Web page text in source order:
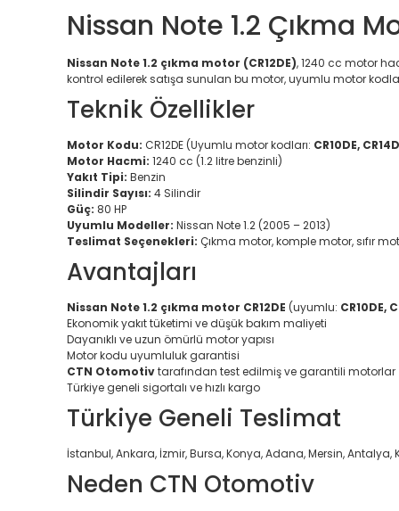
Nissan Note 1.2 Çıkma
Nissan Note 1.2 çıkma motor (CR12DE), 1240 cc motor
kontrol edilerek satışa sunulan bu motor, uyumlu motor
Teknik Özellikler
Motor Kodu: CR12DE (Uyumlu motor kodları: CR10DE,
Motor Hacmi: 1240 cc (1.2 litre benzinli)
Yakıt Tipi: Benzin
Silindir Sayısı: 4 Silindir
Güç: 80 HP
Uyumlu Modeller: Nissan Note 1.2 (2005 – 2013)
Teslimat Seçenekleri: Çıkma motor, komple motor, sıfır
Avantajları
Nissan Note 1.2 çıkma motor CR12DE (uyumlu: CR10DE,
Ekonomik yakıt tüketimi ve düşük bakım maliyeti
Dayanıklı ve uzun ömürlü motor yapısı
Motor kodu uyumluluk garantisi
CTN Otomotivtarafından test edilmiş ve garantili motorlar
Türkiye geneli sigortalı ve hızlı kargo
Türkiye Geneli Teslimat
İstanbul, Ankara, İzmir, Bursa, Konya, Adana, Mersin,
Neden CTN Otomotiv